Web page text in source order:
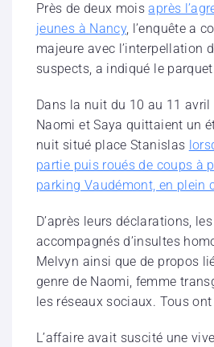
Près de deux moisaprès
jeunes à Nancy, l’enquête a
majeure avec l’interpellation
suspects, a indiqué le
Dans la nuit du 10 au 11 avril
Naomi et Saya quittaient un
nuit situé place Stanislas
partie puis roués de coups à
parking Vaudémont, en plein
D’après leurs déclarations,
accompagnés d’insultes
Melvyn ainsi que de propos
genre de Naomi, femme
les réseaux sociaux. Tous
L’affaire avait suscité une